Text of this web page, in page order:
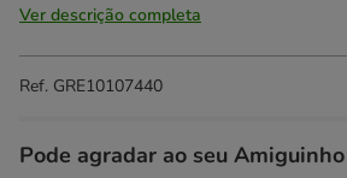
Ver descrição completa
Ref. GRE10107440
Pode agradar ao seu Amiguinho